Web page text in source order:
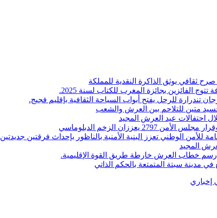
ثقافي يوثق الذاكرة النقدية للمملكة
الفائزين بجائزة المغرب للكتاب لسنة 2025.
تندرارة للرحل يفتح أبواب السياحة الثقافية بإقليم فجيج.
متين للتلاحم بين العرش والشعب
احتفالات عيد العرش المجيد
يعززان الزخم الدبلوماسي
للأمن الوطني تعزز البنية الأمنية بالناظور بإحداث فرقتين جديدتين
رسم خطاب العرش خارطة طريق القوة الإقليمية.
في مدينة سبتة المتمتعة بالحكم الذاتي